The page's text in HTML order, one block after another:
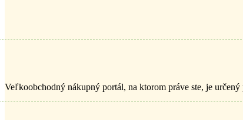
Veľkoobchodný nákupný portál, na ktorom práve ste, je určený